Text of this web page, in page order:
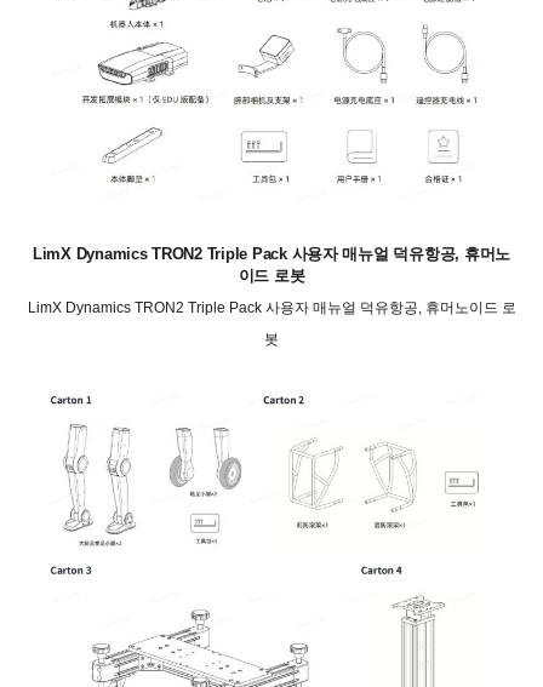
LimX Dynamics TRON2 Triple Pack 사용자 매뉴얼 덕유항공, 휴머노
이드 로봇
LimX Dynamics TRON2 Triple Pack 사용자 매뉴얼 덕유항공, 휴머노이드 로
봇